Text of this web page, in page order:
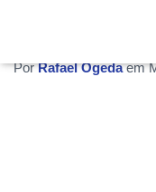
ERP e sua
PorRafael Ogedaem